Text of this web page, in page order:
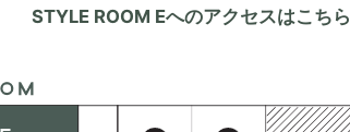
STYLE ROOM Eへのアクセスはこちら